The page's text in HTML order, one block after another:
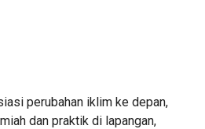
perubahan iklim ke depan,
dan praktik di lapangan,